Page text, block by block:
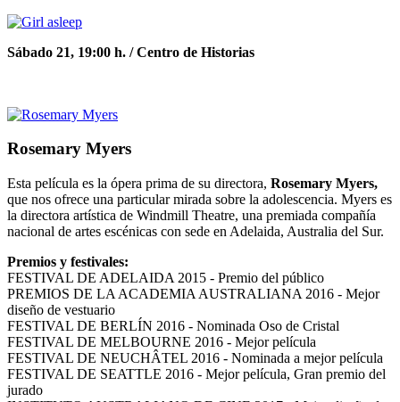
Sábado 21, 19:00 h. /Centro de Historias
Rosemary Myers
Esta película es la ópera prima de su directora, Rosemary Myers,
que nos ofrece una particular mirada sobre la adolescencia. Myers es
la directora artística de Windmill Theatre, una premiada compañía
nacional de artes escénicas con sede en Adelaida, Australia del Sur.
Premios y festivales:
FESTIVAL DE ADELAIDA 2015 - Premio del público
PREMIOS DE LA ACADEMIA AUSTRALIANA 2016 - Mejor
diseño de vestuario
FESTIVAL DE BERLÍN 2016 - Nominada Oso de Cristal
FESTIVAL DE MELBOURNE 2016 - Mejor película
FESTIVAL DE NEUCHÂTEL 2016 - Nominada a mejor película
FESTIVAL DE SEATTLE 2016 - Mejor película, Gran premio del
jurado